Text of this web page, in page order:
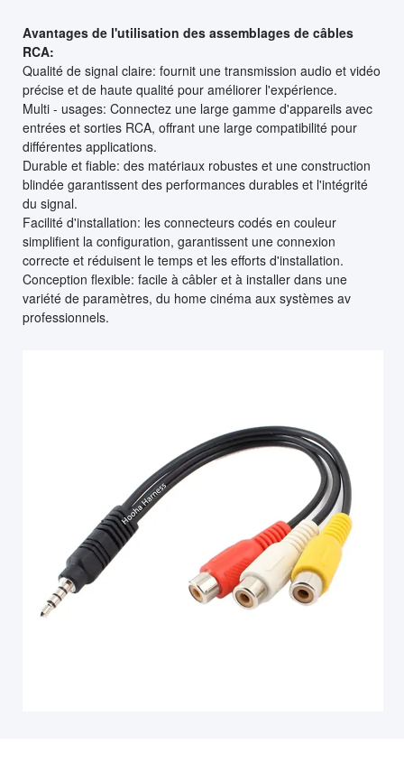
Avantages de l'utilisation des assemblages de câbles
RCA:
Qualité de signal claire: fournit une transmission audio et vidéo
précise et de haute qualité pour améliorer l'expérience.
Multi - usages: Connectez une large gamme d'appareils avec
entrées et sorties RCA, offrant une large compatibilité pour
différentes applications.
Durable et fiable: des matériaux robustes et une construction
blindée garantissent des performances durables et l'intégrité
du signal.
Facilité d'installation: les connecteurs codés en couleur
simplifient la configuration, garantissent une connexion
correcte et réduisent le temps et les efforts d'installation.
Conception flexible: facile à câbler et à installer dans une
variété de paramètres, du home cinéma aux systèmes av
professionnels.